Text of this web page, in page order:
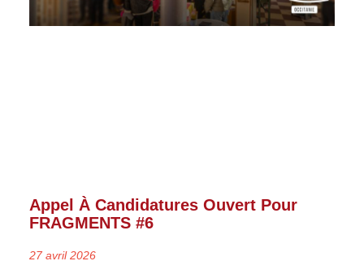
Appel À Candidatures Ouvert Pour
FRAGMENTS #6
27 avril 2026